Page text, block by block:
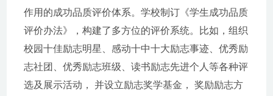
作用的成功品质评价体系。学校制订《学生成功品质
评价办法》，构建了多方位的评价系统。比如，组织
校园十佳励志明星、感动十中十大励志事迹、优秀励
志社团、优秀励志班级、读书励志先进个人等各种评
选及展示活动， 并设立励志奖学基金， 奖励励志方